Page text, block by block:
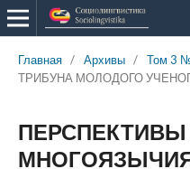
Главная / Архивы / Том 3 №
ТРИБУНА МОЛОДОГО
ПЕРСПЕКТИВЫ